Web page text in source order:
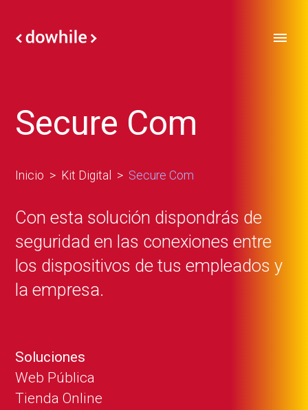
Secure Com
Inicio Kit Digital Secure Com
Con esta solución dispondrás de
seguridad en las conexiones entre
los dispositivos de tus empleados y
la empresa.
Soluciones
Web Pública
Tienda Online